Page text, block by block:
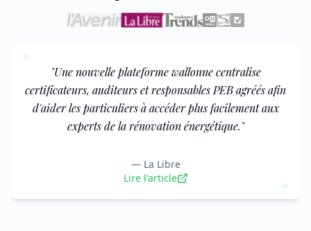
"
"
"Une nouvelle plateforme wallonne centralise
certificateurs, auditeurs et responsables PEB agréés afin
d'aider les particuliers à accéder plus facilement aux
experts de la rénovation énergétique."
— La Libre
Lire l'article